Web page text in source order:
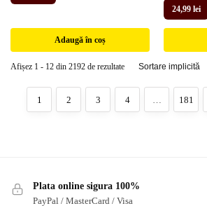
Adaugă în coș
24,99 lei
Afișez 1 - 12 din 2192 de rezultate
1 2 3 4 … 181
Plata online sigura 100%
PayPal / MasterCard / Visa